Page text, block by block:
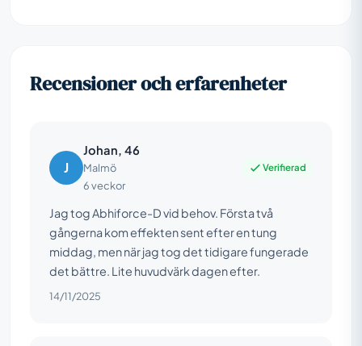
Recensioner och erfarenheter
J
Johan, 46
Malmö
6 veckor
Verifierad
Jag tog Abhiforce-D vid behov. Första två
gångerna kom effekten sent efter en tung
middag, men när jag tog det tidigare fungerade
det bättre. Lite huvudvärk dagen efter.
14/11/2025